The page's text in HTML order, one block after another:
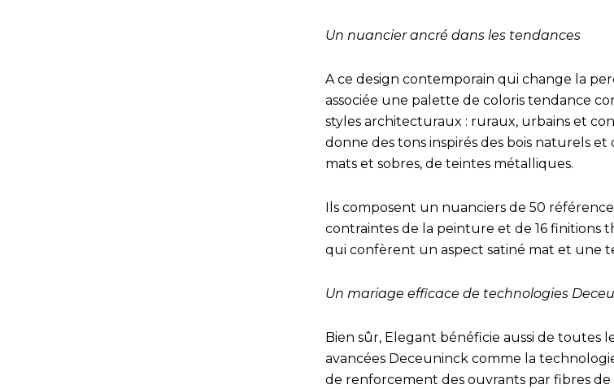
Un nuancier ancré dans les tendances
A ce design contemporain qui change la
associée une palette de coloris tendance
styles architecturaux : ruraux, urbains et
donne des tons inspirés des bois naturels et
mats et sobres, de teintes métalliques.
Ils composent un nuanciers de 50
contraintes de la peinture et de 16 finitions
qui confèrent un aspect satiné mat et une
Un mariage efficace de technologies
Bien sûr, Elegant bénéficie aussi de toutes
avancées Deceuninck comme la
de renforcement des ouvrants par fibres de